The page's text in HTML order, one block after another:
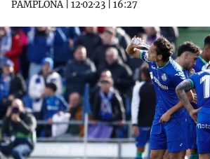
PAMPLONA| 12·02·23 16:27